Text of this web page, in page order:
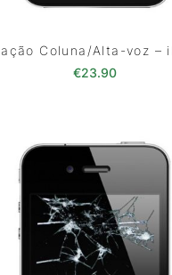
Coluna/Alta-voz –
€23.90